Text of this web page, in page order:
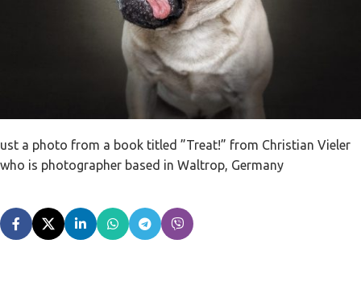
ust a photo from a book titled ”Treat!” from Christian Vieler
who is photographer based in Waltrop, Germany